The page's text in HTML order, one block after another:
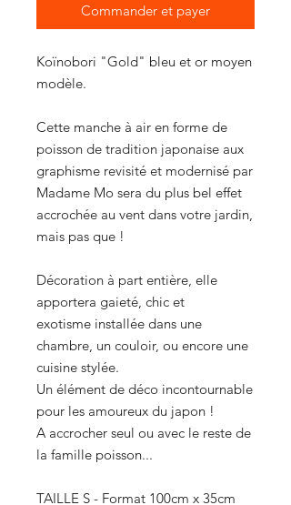
Commander et payer
Koïnobori "Gold" bleu et or moyen
modèle.
Cette manche à air en forme de
poisson de tradition japonaise aux
graphisme revisité et modernisé par
Madame Mo sera du plus bel effet
accrochée au vent dans votre jardin,
mais pas que !
Décoration à part entière, elle
apportera gaieté, chic et
exotisme installée dans une
chambre, un couloir, ou encore une
cuisine stylée.
Un élément de déco incontournable
pour les amoureux du japon !
A accrocher seul ou avec le reste de
la famille poisson...
TAILLE S - Format 100cm x 35cm